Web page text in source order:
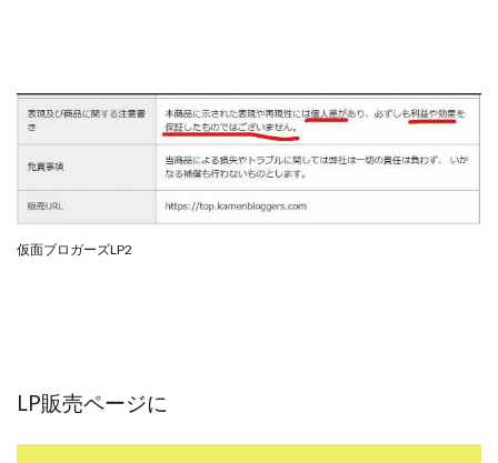
仮面ブロガーズLP2
LP販売ページに